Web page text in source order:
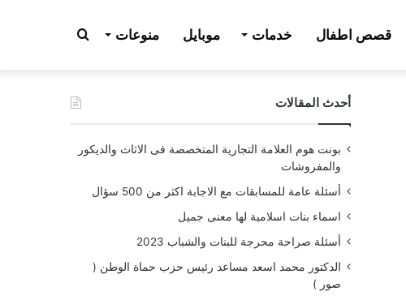
قصص اطفال خدمات موبايل منوعات بحث
عن أحدث المقالات
بونت هوم العلامة التجارية المتخصصة فى الاثاث والديكور
والمفروشات
أسئلة عامة للمسابقات مع الاجابة اكثر من 500 سؤال
اسماء بنات اسلامية لها معنى جميل
أسئلة صراحة محرجة للبنات والشباب 2023
الدكتور محمد اسعد مساعد رئيس حزب حماة الوطن (
صور )